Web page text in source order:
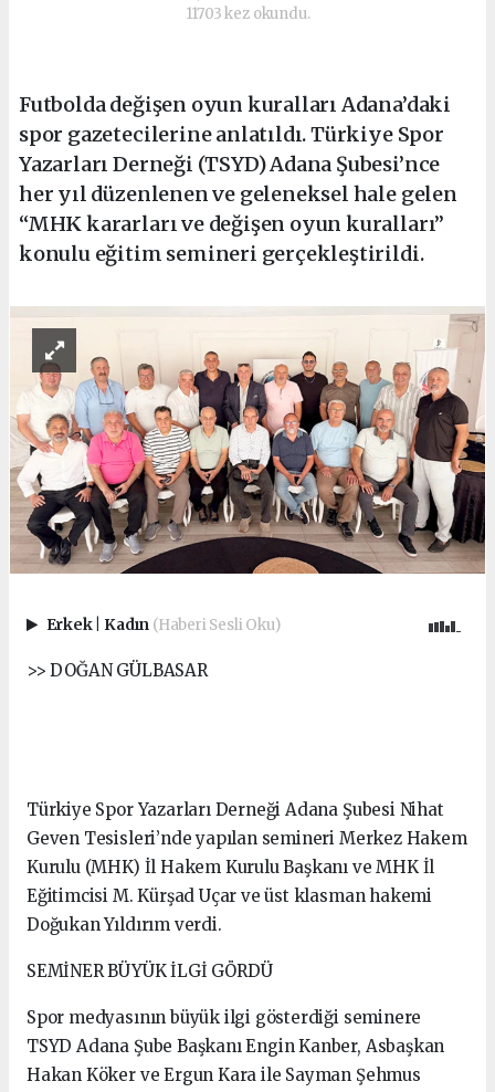
11703 kez okundu.
Futbolda değişen oyun kuralları Adana’daki
spor gazetecilerine anlatıldı. Türkiye Spor
Yazarları Derneği (TSYD) Adana Şubesi’nce
her yıl düzenlenen ve geleneksel hale gelen
“MHK kararları ve değişen oyun kuralları”
konulu eğitim semineri gerçekleştirildi.
Erkek Kadın (Haberi Sesli Oku)
>> DOĞAN GÜLBASAR
Türkiye Spor Yazarları Derneği Adana Şubesi Nihat
Geven Tesisleri’nde yapılan semineri Merkez Hakem
Kurulu (MHK) İl Hakem Kurulu Başkanı ve MHK İl
Eğitimcisi M. Kürşad Uçar ve üst klasman hakemi
Doğukan Yıldırım verdi.
SEMİNER BÜYÜK İLGİ GÖRDÜ
Spor medyasının büyük ilgi gösterdiği seminere
TSYD Adana Şube Başkanı Engin Kanber, Asbaşkan
Hakan Köker ve Ergun Kara ile Sayman Şehmus